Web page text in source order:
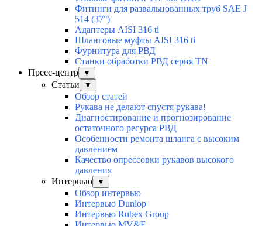
Фитинги для развальцованных труб SAE J
514 (37°)
Адаптеры AISI 316 ti
Шланговые муфты AISI 316 ti
Фурнитура для РВД
Станки обработки РВД серия TN
Пресс-центр
▼
Статьи ▼
Обзор статей
Рукава не делают спустя рукава!
Диагностирование и прогнозирование
остаточного ресурса РВД
Особенности ремонта шланга с высоким
давлением
Качество опрессовки рукавов высокого
давления
Интервью
▼
Обзор интервью
Интервью Dunlop
Интервью Rubex Group